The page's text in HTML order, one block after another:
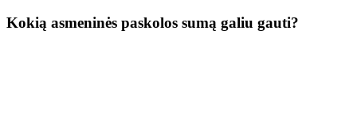
Kokią asmeninės paskolos sumą galiu gauti?